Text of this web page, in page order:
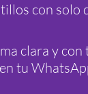
con solo
clara y
tu